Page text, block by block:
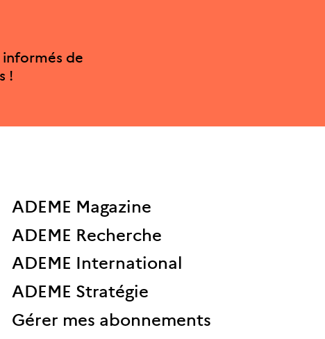
informés de
!
ADEME Magazine
ADEME Recherche
ADEME International
ADEME Stratégie
Gérer mes abonnements